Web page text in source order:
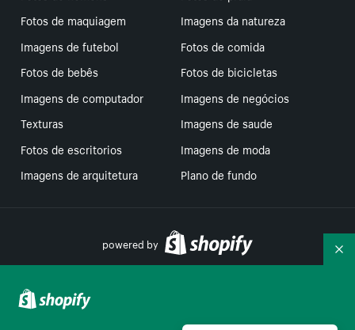
Fotos de maquiagem
Imagens da natureza
Imagens de futebol
Fotos de comida
Fotos de bebês
Fotos de bicicletas
Imagens de computador
Imagens de negócios
Texturas
Imagens de saude
Fotos de escritorios
Imagens de moda
Imagens de arquitetura
Plano de fundo
powered by
Suas escolhas de privacidade